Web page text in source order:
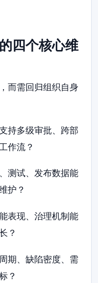
四个核心维
而需回归组织自身
持多级审批、跨部
作流？
测试、发布数据能
护？
表现、治理机制能
？
期、缺陷密度、需
？